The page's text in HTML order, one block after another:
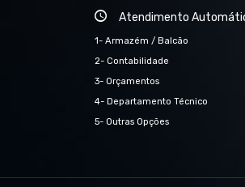
Atendimento
1- Armazém / Balcão
2- Contabilidade
3- Orçamentos
4- Departamento Técnico
5- Outras Opções